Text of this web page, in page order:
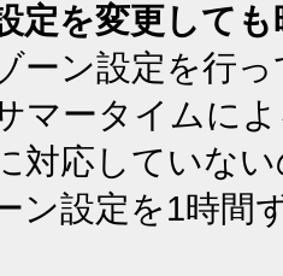
定を変更して
ーン設定を行
マータイムに
対応していな
ン設定を1時間